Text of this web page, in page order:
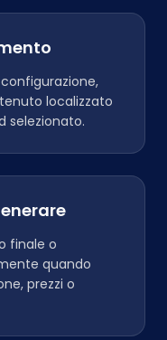
localizzato
selezionato.
finale o
quando
prezzi o